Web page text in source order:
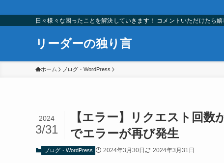
日々様々な困ったことを解決していきます！ コメントいただけたら嬉
リーダーの独り言
ホーム ブログ・WordPress
【エラー】リクエスト回
でエラーが再び発生
2024
3/31
ブログ・WordPress 2024年3月30日 2024年3月31日